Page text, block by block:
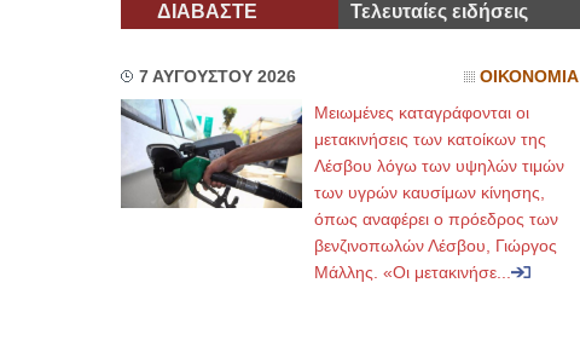
ΔΙΑΒΑΣΤΕ Τελευταίες ειδήσεις
7 ΑΥΓΟΥΣΤΟΥ 2026 ΟΙΚΟΝΟΜΙΑ
Μειωμένες καταγράφονται οι
μετακινήσεις των κατοίκων της
Λέσβου λόγω των υψηλών τιμών
των υγρών καυσίμων κίνησης,
όπως αναφέρει ο πρόεδρος των
βενζινοπωλών Λέσβου, Γιώργος
Μάλλης. «Οι μετακινήσε...